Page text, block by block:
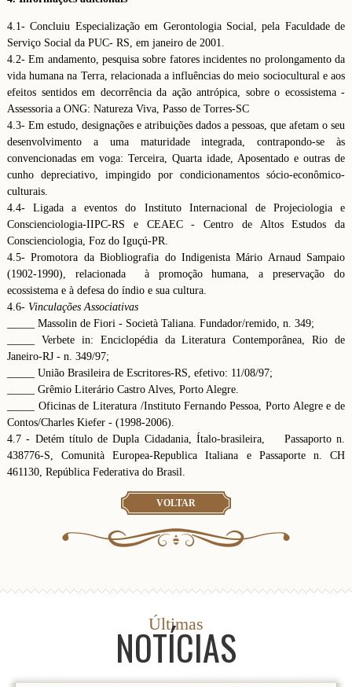
4.1- Concluiu Especialização em Gerontologia Social, pela Faculdade de
Serviço Social da PUC- RS, em janeiro de 2001.
4.2- Em andamento, pesquisa sobre fatores incidentes no prolongamento da
vida humana na Terra, relacionada a influências do meio sociocultural e aos
efeitos sentidos em decorrência da ação antrópica, sobre o ecossistema -
Assessoria a ONG: Natureza Viva, Passo de Torres-SC
4.3- Em estudo, designações e atribuições dados a pessoas, que afetam o seu
desenvolvimento a uma maturidade integrada, contrapondo-se às
convencionadas em voga: Terceira, Quarta idade, Aposentado e outras de
cunho depreciativo, impingido por condicionamentos sócio-econômico-
culturais.
4.4- Ligada a eventos do Instituto Internacional de Projeciologia e
Conscienciologia-IIPC-RS e CEAEC - Centro de Altos Estudos da
Conscienciologia, Foz do Iguçú-PR.
4.5- Promotora da Biobliografia do Indigenista Mário Arnaud Sampaio
(1902-1990), relacionada à promoção humana, a preservação do
ecossistema e à defesa do índio e sua cultura.
4.6- Vinculações Associativas
_____ Massolin de Fiori - Società Taliana. Fundador/remido, n. 349;
_____ Verbete in: Enciclopédia da Literatura Contemporânea, Rio de
Janeiro-RJ - n. 349/97;
_____ União Brasileira de Escritores-RS, efetivo: 11/08/97;
_____ Grêmio Literário Castro Alves, Porto Alegre.
_____ Oficinas de Literatura /Instituto Fernando Pessoa, Porto Alegre e de
Contos/Charles Kiefer - (1998-2006).
4.7 - Detém título de Dupla Cidadania, Ítalo-brasileira, Passaporto n.
438776-S, Comunità Europea-Republica Italiana e Passaporte n. CH
461130, República Federativa do Brasil.
VOLTAR
Últimas
NOTÍCIAS